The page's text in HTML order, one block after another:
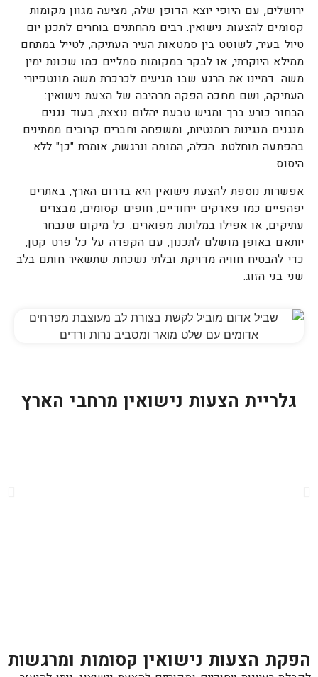
ירושלים, עם היופי יוצא הדופן שלה, מציעה מגוון מקומות
קסומים להצעות נישואין. רבים מהחתנים בוחרים לתכנן יום
טיול בעיר, לשוטט בין סמטאות העיר העתיקה, לטייל במתחם
ממילא היוקרתי, או לבקר במקומות סמליים כמו שכונת ימין
משה. דמיינו את הרגע שבו מגיעים לכרכרת משה מונטפיורי
העתיקה, ושם מחכה הפקה מרהיבה של הצעת נישואין:
הבחור כורע ברך ומגיש טבעת יהלום נוצצת, בעוד נגנים
מנגנים מנגינות רומנטיות, ומשפחה וחברים קרובים ממתינים
בהפתעה מוחלטת. הכלה, המומה ונרגשת, אומרת "כן" ללא
היסוס.
אפשרות נוספת להצעת נישואין היא בדרום הארץ, באתרים
יפהפיים כמו פארקים ייחודיים, חופים קסומים, מבצרים
עתיקים, או אפילו במלונות מפוארים. כל מיקום שנבחר
יותאם באופן מושלם לתכנון, עם הקפדה על כל פרט קטן,
כדי להבטיח חוויה מדויקת ובלתי נשכחת שתשאיר חותם בלב
שני בני הזוג.
גלריית הצעות נישואין מרחבי הארץ
הפקת הצעות נישואין קסומות ומרגשות